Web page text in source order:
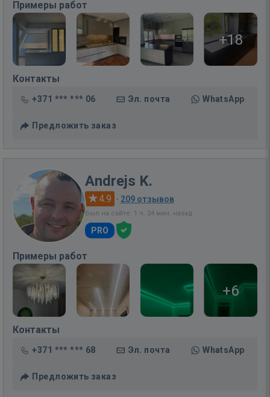
Примеры работ
+18
Контакты
+371 *** *** 06 Эл. почта WhatsApp
Предложить заказ
Andrejs K.
4.9 · 209 отзывов
Был на сайте: 1 ч. 24 мин. назад
PRO
Примеры работ
+6
Контакты
+371 *** *** 68 Эл. почта WhatsApp
Предложить заказ